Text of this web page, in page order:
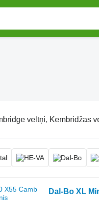
veltņi, Kembridžas
Dal-Bo XL